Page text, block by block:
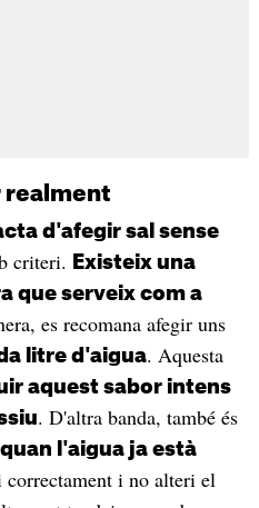
realment
d'afegir sal sense
criteri.
Existeix una
que serveix com a
es recomana afegir uns
litre d'aigua. Aquesta
aquest sabor intens
. D'altra banda, també és
l'aigua ja està
correctament i no alteri el